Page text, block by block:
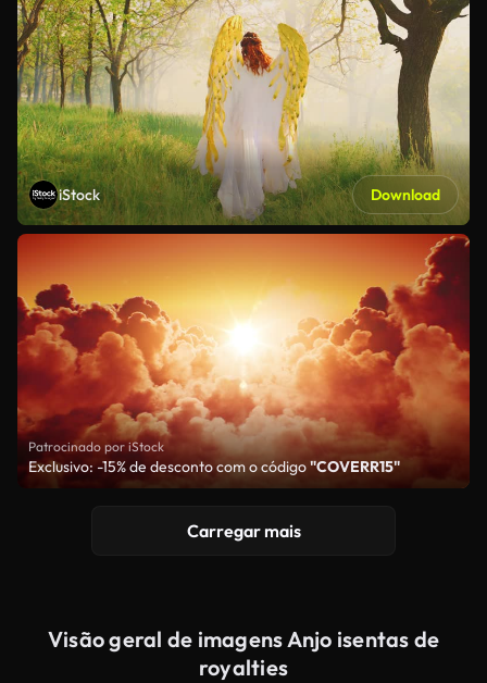
iStock Download
Patrocinado por iStock
Exclusivo: -15% de desconto com o código"COVERR15"
Carregar mais
Visão geral de imagens Anjo isentas de
royalties